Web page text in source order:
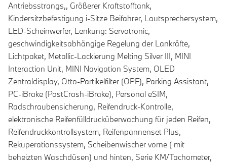
Antriebsstrangs,, Größerer Kraftstofftank,
Kindersitzbefestigung i-Sitze Beifahrer, Lautsprechersystem,
LED-Scheinwerfer, Lenkung: Servotronic,
geschwindigkeitsabhängige Regelung der Lankräfte,
Lichtpaket, Metallic-Lackierung Melting Silver III, MINI
Interaction Unit, MINI Navigation System, OLED
Zentraldisplay, Otto-Partikelfilter (OPF), Parking Assistant,
PC-iBrake (PostCrash-iBrake), Personal eSIM,
Radschraubensicherung, Reifendruck-Kontrolle,
elektronische Reifenfülldrucküberwachung für jeden Reifen,
Reifendruckkontrollsystem, Reifenpannenset Plus,
Rekuperationssystem, Scheibenwischer vorne ( mit
beheizten Waschdüsen) und hinten, Serie KM/Tachometer,